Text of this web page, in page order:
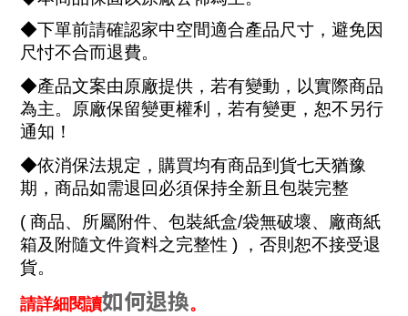
◆下單前請確認家中空間適合產品尺寸，避免因
尺忖不合而退費。
◆產品文案由原廠提供，若有變動，以實際商品
為主。原廠保留變更權利，若有變更，恕不另行
通知！
◆依消保法規定，購買均有商品到貨七天猶豫
期，商品如需退回必須保持全新且包裝完整
( 商品、所屬附件、包裝紙盒/袋無破壞、廠商紙
箱及附隨文件資料之完整性 )
，否則恕不接受退
貨。
請詳細閱讀如何退換。